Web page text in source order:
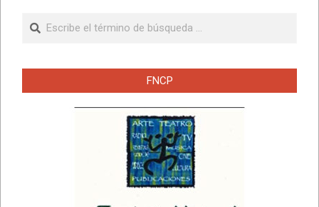
Buscar
FNCP